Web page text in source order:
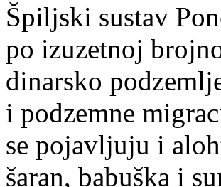
Špiljski sustav
po izuzetnoj
dinarsko
i podzemne
se pojavljuju i
šaran, babuška i